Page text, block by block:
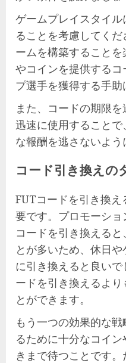
ゲームプレイスタイ
ることを考慮してく
ームを構築すること
やコインを提供する
プ選手を獲得する手助
また、コードの期限を
迅速に使用すること
な報酬を逃さないよう
コード引き換えの
FUTコードを引き換
要です。プロモーシ
コードを引き換える
とが多いため、休日
に引き換えると良い
ードを引き換えるよ
とができます。
もう一つの効果的な
るために十分なコイ
きまで待つことです